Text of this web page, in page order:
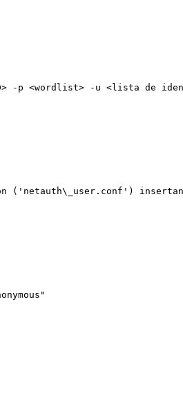
-p <wordlist> -u <lista de
('netauth\_user.conf')